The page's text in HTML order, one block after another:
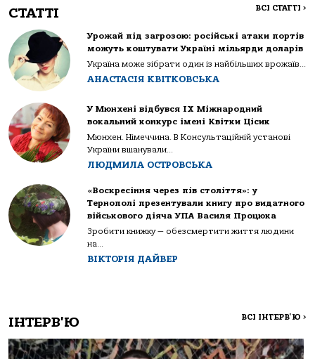
СТАТТІ ВСІ СТАТТІ >
Урожай під загрозою: російські атаки портів
можуть коштувати Україні мільярди доларів
Україна може зібрати один із найбільших врожаїв...
АНАСТАСІЯ КВІТКОВСЬКА
У Мюнхені відбувся IX Міжнародний
вокальний конкурс імені Квітки Цісик
Мюнхен. Німеччина. В Консультаційній установі
України вшанували...
ЛЮДМИЛА ОСТРОВСЬКА
«Воскресіння через пів століття»: у
Тернополі презентували книгу про видатного
військового діяча УПА Василя Процюка
Зробити книжку — обезсмертити життя людини
на...
ВІКТОРІЯ ДАЙВЕР
ІНТЕРВ'Ю ВСІ ІНТЕРВ'Ю >